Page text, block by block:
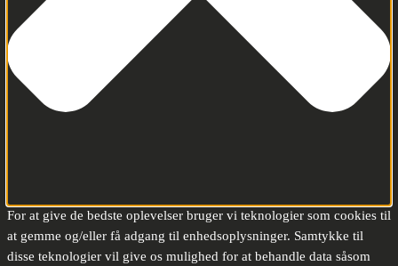
For at give de bedste oplevelser bruger vi teknologier som cookies til
at gemme og/eller få adgang til enhedsoplysninger. Samtykke til
disse teknologier vil give os mulighed for at behandle data såsom